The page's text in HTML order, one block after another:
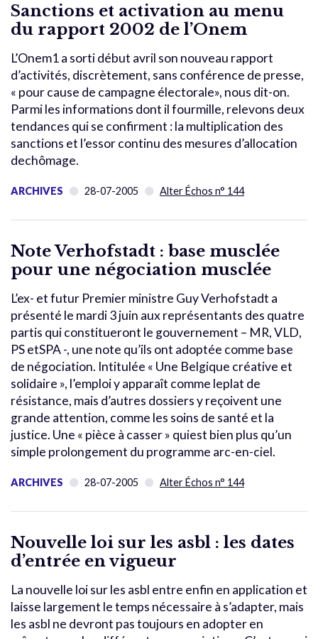
Sanctions et activation au menu
du rapport 2002 de l’Onem
L’Onem1 a sorti début avril son nouveau rapport
d’activités, discrètement, sans conférence de presse,
« pour cause de campagne électorale», nous dit-on.
Parmi les informations dont il fourmille, relevons deux
tendances qui se confirment : la multiplication des
sanctions et l’essor continu des mesures d’allocation
dechômage.
ARCHIVES 28-07-2005 Alter Échos n° 144
Note Verhofstadt : base musclée
pour une négociation musclée
L’ex- et futur Premier ministre Guy Verhofstadt a
présenté le mardi 3 juin aux représentants des quatre
partis qui constitueront le gouvernement – MR, VLD,
PS etSPA -, une note qu’ils ont adoptée comme base
de négociation. Intitulée « Une Belgique créative et
solidaire », l’emploi y apparaît comme leplat de
résistance, mais d’autres dossiers y reçoivent une
grande attention, comme les soins de santé et la
justice. Une « pièce à casser » quiest bien plus qu’un
simple prolongement du programme arc-en-ciel.
ARCHIVES 28-07-2005 Alter Échos n° 144
Nouvelle loi sur les asbl : les dates
d’entrée en vigueur
La nouvelle loi sur les asbl entre enfin en application et
laisse largement le temps nécessaire à s’adapter, mais
les asbl ne devront pas toujours en adopter en